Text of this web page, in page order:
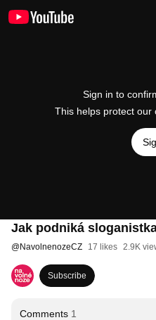
Sign in to
This helps protect our
Jak podniká
@NavolnenozeCZ 17 likes 2.9K
Subscribe
Comments 1